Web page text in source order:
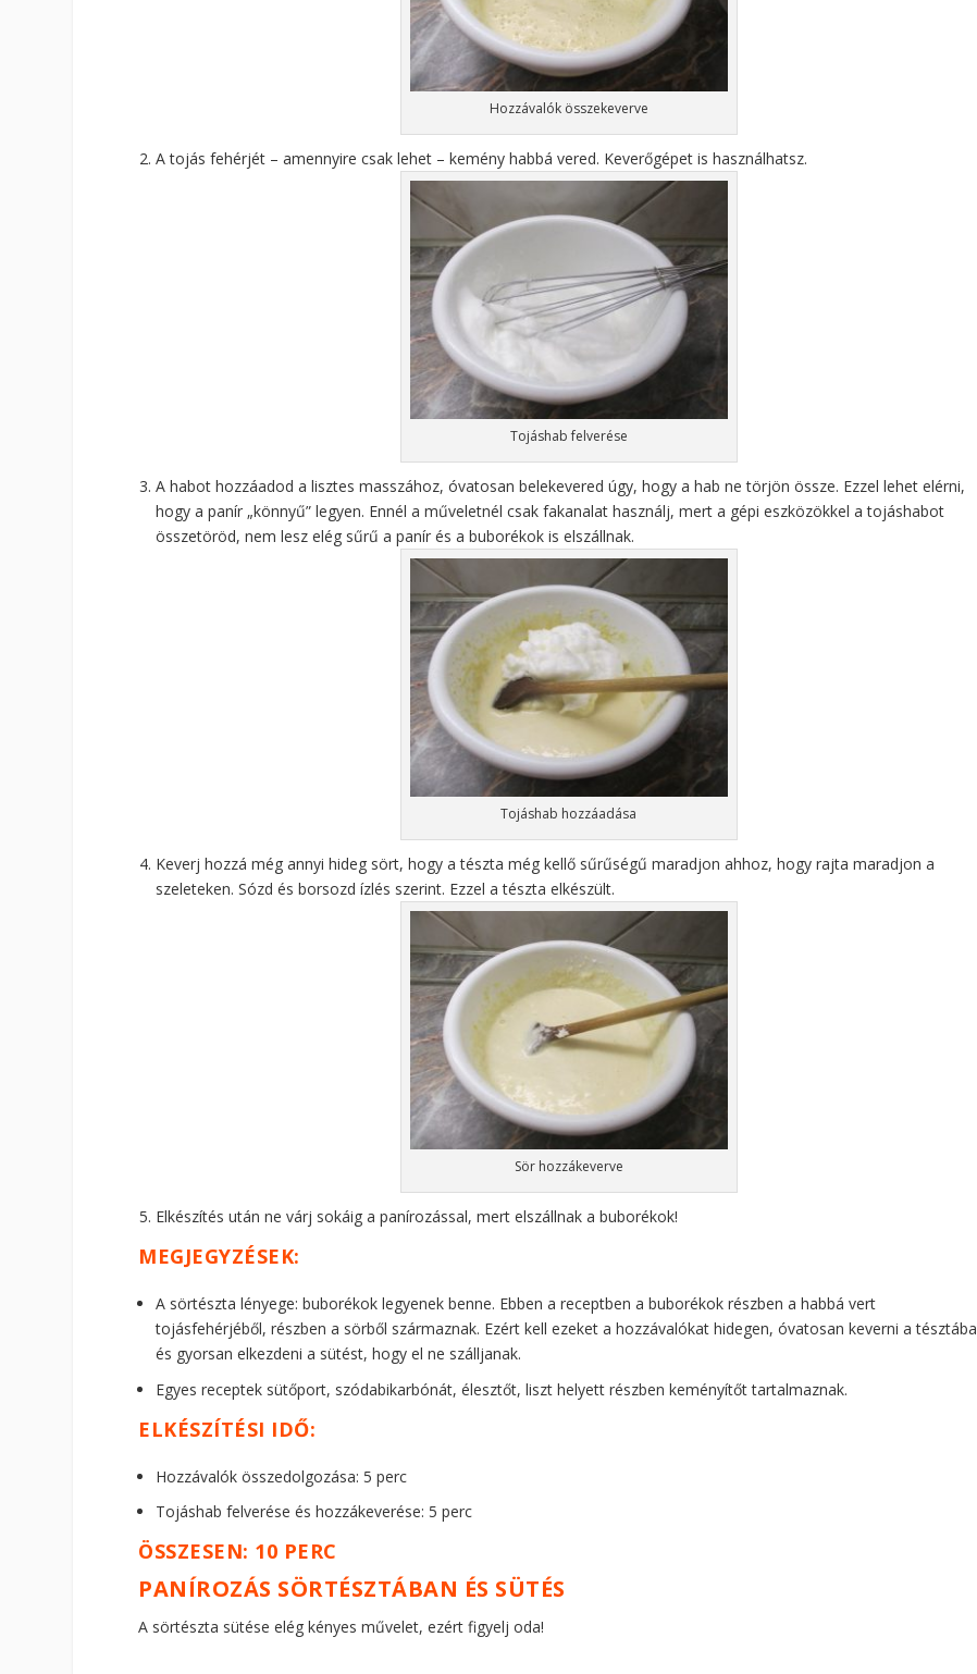
Hozzávalók összekeverve
A tojás fehérjét – amennyire csak lehet – kemény habbá vered. Keverőgépet is használhatsz.
Tojáshab felverése
A habot hozzáadod a lisztes masszához, óvatosan belekevered úgy, hogy a hab ne törjön össze. Ezzel lehet elérni,
hogy a panír „könnyű” legyen. Ennél a műveletnél csak fakanalat használj, mert a gépi eszközökkel a tojáshabot
összetöröd, nem lesz elég sűrű a panír és a buborékok is elszállnak.
Tojáshab hozzáadása
Keverj hozzá még annyi hideg sört, hogy a tészta még kellő sűrűségű maradjon ahhoz, hogy rajta maradjon a
szeleteken. Sózd és borsozd ízlés szerint. Ezzel a tészta elkészült.
Sör hozzákeverve
Elkészítés után ne várj sokáig a panírozással, mert elszállnak a buborékok!
MEGJEGYZÉSEK:
A sörtészta lényege: buborékok legyenek benne. Ebben a receptben a buborékok részben a habbá vert
tojásfehérjéből, részben a sörből származnak. Ezért kell ezeket a hozzávalókat hidegen, óvatosan keverni a tésztába
és gyorsan elkezdeni a sütést, hogy el ne szálljanak.
Egyes receptek sütőport, szódabikarbónát, élesztőt, liszt helyett részben keményítőt tartalmaznak.
ELKÉSZÍTÉSI IDŐ:
Hozzávalók összedolgozása: 5 perc
Tojáshab felverése és hozzákeverése: 5 perc
ÖSSZESEN: 10 PERC
PANÍROZÁS SÖRTÉSZTÁBAN ÉS SÜTÉS
A sörtészta sütése elég kényes művelet, ezért figyelj oda!